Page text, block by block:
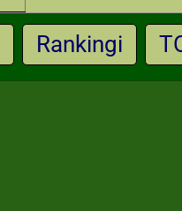
Rankingi